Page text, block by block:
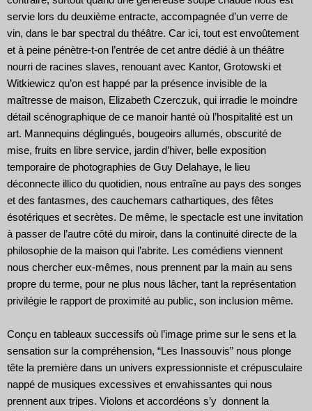
servie lors du deuxième entracte, accompagnée d’un verre de
vin, dans le bar spectral du théâtre. Car ici, tout est envoûtement
et à peine pénètre-t-on l’entrée de cet antre dédié à un théâtre
nourri de racines slaves, renouant avec Kantor, Grotowski et
Witkiewicz qu’on est happé par la présence invisible de la
maîtresse de maison, Elizabeth Czerczuk, qui irradie le moindre
détail scénographique de ce manoir hanté où l’hospitalité est un
art. Mannequins déglingués, bougeoirs allumés, obscurité de
mise, fruits en libre service, jardin d’hiver, belle exposition
temporaire de photographies de Guy Delahaye, le lieu
déconnecte illico du quotidien, nous entraîne au pays des songes
et des fantasmes, des cauchemars cathartiques, des fêtes
ésotériques et secrètes. De même, le spectacle est une invitation
à passer de l’autre côté du miroir, dans la continuité directe de la
philosophie de la maison qui l’abrite. Les comédiens viennent
nous chercher eux-mêmes, nous prennent par la main au sens
propre du terme, pour ne plus nous lâcher, tant la représentation
privilégie le rapport de proximité au public, son inclusion même.
Conçu en tableaux successifs où l’image prime sur le sens et la
sensation sur la compréhension, “Les Inassouvis” nous plonge
tête la première dans un univers expressionniste et crépusculaire
nappé de musiques excessives et envahissantes qui nous
prennent aux tripes. Violons et accordéons s’y donnent la